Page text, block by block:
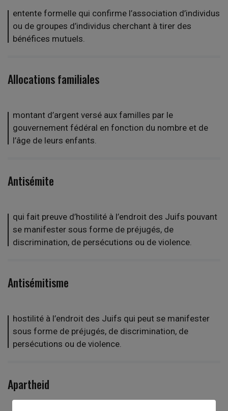
entente formelle qui confirme l’association d’individus
ou de groupes d’individus cherchant à tirer des
bénéfices mutuels.
Allocations familiales
montant d’argent versé aux familles par le
gouvernement fédéral en fonction du nombre et de
l’âge de leurs enfants.
Antisémite
qui fait preuve d’hostilité à l’endroit des Juifs pouvant
se manifester sous forme de préjugés, de
discrimination, de persécutions ou de violence.
Antisémitisme
hostilité à l’endroit des Juifs qui peut se manifester
sous forme de préjugés, de discrimination, de
persécutions ou de violence.
Apartheid